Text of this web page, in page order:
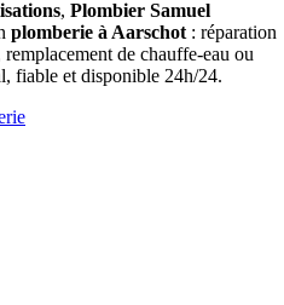
, Plombier Samuel
plomberie à Aarschot : réparation
de chauffe-eau ou
fiable et disponible 24h/24.